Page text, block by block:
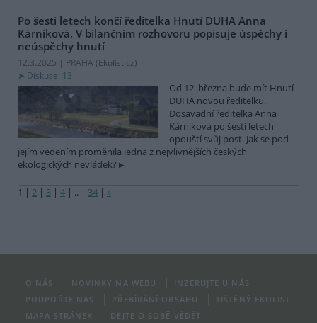
Po šesti letech končí ředitelka Hnutí DUHA Anna
Kárníková. V bilančním rozhovoru popisuje úspěchy i
neúspěchy hnutí
12.3.2025 | PRAHA (Ekolist.cz)
Diskuse: 13
Od 12. března bude mít Hnutí
DUHA novou ředitelku.
Dosavadní ředitelka Anna
Kárníková po šesti letech
opouští svůj post. Jak se pod
jejím vedením proměnila jedna z nejvlivnějších českých
ekologických nevládek?
1 | 2 | 3 | 4 | .. | 34 | »
O NÁS NOVINKY NA WEBU
INZERUJTE U NÁS
PODPOŘTE NÁS
PŘEBÍRÁNÍ OBSAHU
TIŠTĚNÝ EKOLIST
MAPA STRÁNEK
DEJTE O SOBĚ VĚDĚT